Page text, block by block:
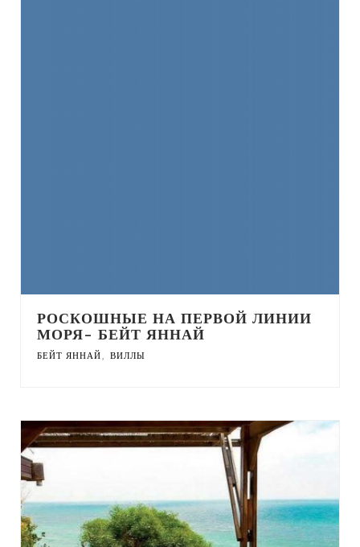
РОСКОШНЫЕ НА ПЕРВОЙ ЛИНИИ
МОРЯ- БЕЙТ ЯННАЙ
БЕЙТ ЯННАЙ, ВИЛЛЫ